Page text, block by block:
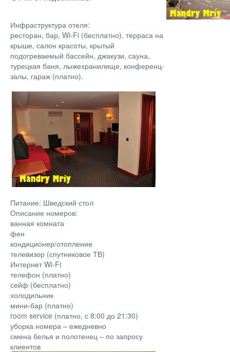
Инфраструктура отеля:
ресторан, бар, Wi-Fi (бесплатно), терраса на
крыше, салон красоты, крытый
подогреваемый бассейн, джакузи, сауна,
турецкая баня, лыжехранилище, конференц-
залы, гараж (платно).
Питание: Шведский стол
Описание номеров:
ванная комната
фен
кондиционер/отопление
телевизор (спутниковое ТВ)
Интернет Wi-Fi
телефон (платно)
сейф (бесплатно)
холодильник
мини-бар (платно)
room service (платно, с 8:00 до 21:30)
уборка номера – ежедневно
смена белья и полотенец – по запросу
клиентов